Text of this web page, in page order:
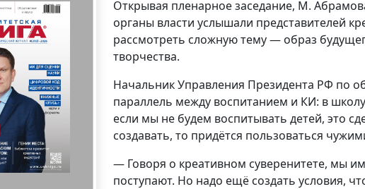
Открывая пленарное заседание, М.
органы власти услышали представителей
рассмотреть сложную тему — образ
творчества.
Начальник Управления Президента РФ по
параллель между воспитанием и КИ: в
если мы не будем воспитывать детей, это
создавать, то придётся пользоваться
— Говоря о креативном суверенитете, мы
поступают. Но надо ещё создать условия,